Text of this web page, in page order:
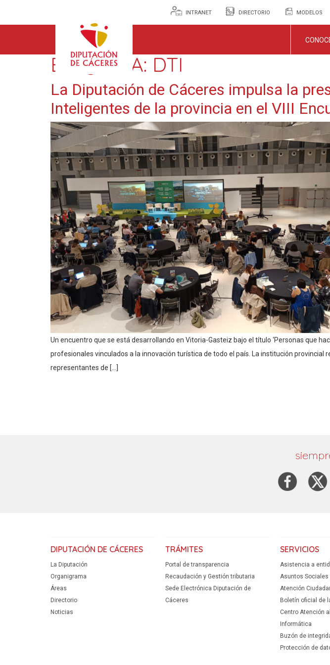
INTRANET DIRECTORIO MODELOS
ETIQUETA: DTI
La Diputación de Cáceres impulsa la
Inteligentes de la provincia en el VIII
Un encuentro que se está desarrollando en Vitoria-Gasteiz bajo el título ‘Personas que
profesionales vinculados a la innovación turística de todo el país. La institución
representantes de […]
DIPUTACIÓN DE CÁCERES
La Diputación
Organigrama
Áreas
Directorio
Noticias
TRÁMITES
Portal de transparencia
Recaudación y Gestión tributaria
Sede Electrónica Diputación de
Cáceres
SERVICIOS
Asistencia a
Asuntos
Atención
Boletín oficial de
Centro Atención
Informática
Buzón de
Protección de